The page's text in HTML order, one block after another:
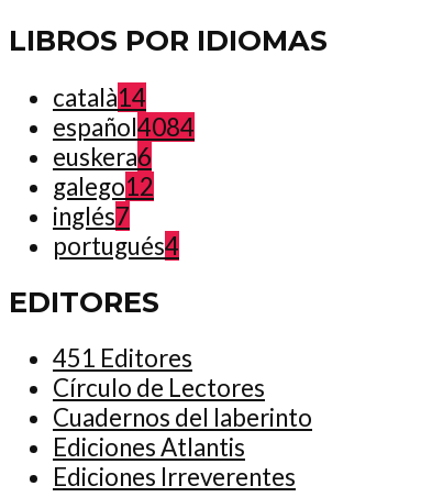
LIBROS POR IDIOMAS
català14
español4084
euskera6
galego12
inglés7
portugués4
EDITORES
451 Editores
Círculo de Lectores
Cuadernos del laberinto
Ediciones Atlantis
Ediciones Irreverentes